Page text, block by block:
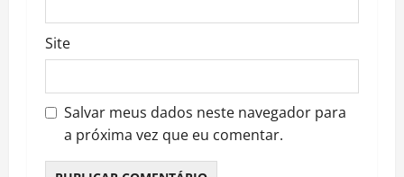
Site
Salvar meus dados neste navegador para
a próxima vez que eu comentar.